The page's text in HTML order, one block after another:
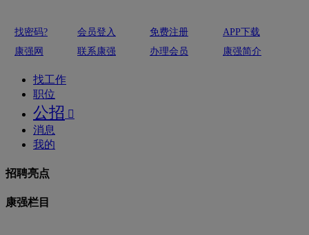
找密码? 会员登入 免费注册
APP下载
康强网
联系康强 办理会员 康强简介
找工作
职位
公招 
消息
我的
招聘亮点
康强栏目